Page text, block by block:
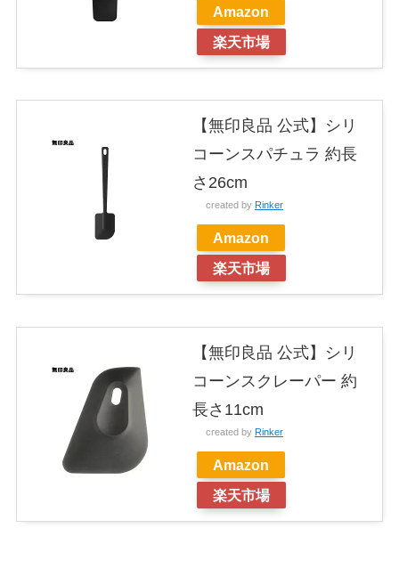
Amazon
楽天市場
【無印良品 公式】シリ
コーンスパチュラ 約長
さ26cm
created by Rinker
Amazon
楽天市場
【無印良品 公式】シリ
コーンスクレーパー 約
長さ11cm
created by Rinker
Amazon
楽天市場